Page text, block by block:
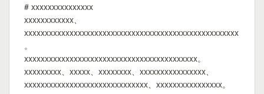
# xxxxxxxxxxxxxxx
xxxxxxxxxxxx、
xxxxxxxxxxxxxxxxxxxxxxxxxxxxxxxxxxxxxxxxxxxxxxxxxxxx
。
xxxxxxxxxxxxxxxxxxxxxxxxxxxxxxxxxxxxxxxxxx。
xxxxxxxxx、xxxxx、xxxxxxxx、xxxxxxxxxxxxxxxx、
xxxxxxxxxxxxxxxxxxxxxxxxxxxxxx、xxxxxxxxxxxxxxxx。